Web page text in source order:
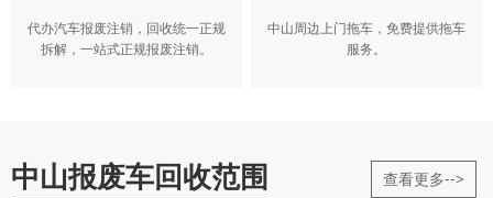
代办汽车报废注销，回收统一正规
拆解，一站式正规报废注销。
中山周边上门拖车，免费提供拖车
服务。
中山报废车回收范围 查看更多-->